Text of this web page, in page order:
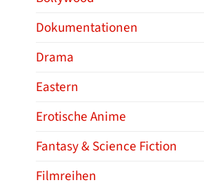
Dokumentationen
Drama
Eastern
Erotische Anime
Fantasy & Science Fiction
Filmreihen